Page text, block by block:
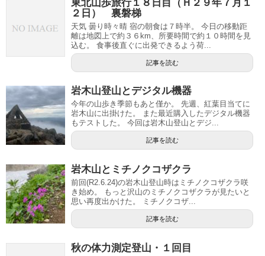
東北山歩旅行１８日目（Ｈ２９年７月１
２日） 裏磐梯
天気 曇り時々晴 宿の朝食は７時半。 今日の移動距
離は地図上で約３６km、所要時間で約１０時間を見
込む。 食事後直ぐに出発できるよう荷...
記事を読む
岩木山登山とデジタル機器
今年の山歩き季節もあと僅か。 先週、紅葉目当てに
岩木山に出掛けた。 また最近購入したデジタル機器
もテストした。 今回は岩木山登山とデジ...
記事を読む
岩木山とミチノクコザクラ
前回(R2.6.24)の岩木山登山時はミチノクコザクラ咲
き始め。 もっと沢山のミチノクコザクラが見たいと
思い再度出かけた。 ミチノクコザ...
記事を読む
秋の体力測定登山・１回目